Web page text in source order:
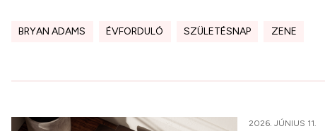
BRYAN ADAMS ÉVFORDULÓ SZÜLETÉSNAP ZENE
2026. JÚNIUS 11.